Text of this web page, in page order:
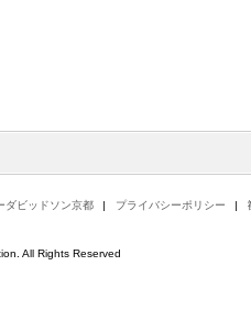
ダビッドソン京都 プライバシーポリシー
All Rights Reserved